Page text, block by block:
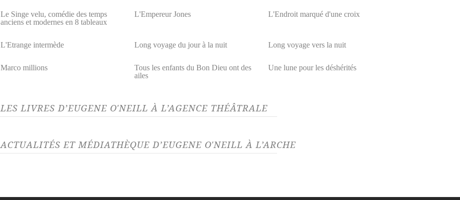
Le Singe velu, comédie des temps
anciens et modernes en 8 tableaux
L'Empereur Jones L'Endroit marqué d'une croix
L'Etrange intermède Long voyage du jour à la nuit Long voyage vers la nuit
Marco millions
Tous les enfants du Bon Dieu ont des
ailes
Une lune pour les déshérités
LES LIVRES D’EUGENE O'NEILL À L’AGENCE THÉÂTRALE
ACTUALITÉS ET MÉDIATHÈQUE D’EUGENE O'NEILL À L’ARCHE